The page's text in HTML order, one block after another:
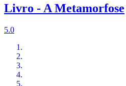
Livro - A Metamorfose
5.0